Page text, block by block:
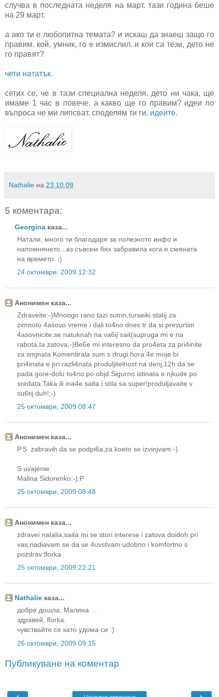
случва в последната неделя на март. тази година беше
на 29 март.
а ако ти е любопитна темата? и искаш да знаеш защо го
правим. кой, умник, го е измислил. и кои са тези, дето не
го правят?
чети нататък.
сетих се, че в тази специална неделя, дето ни чака, ще
имаме 1 час в повече. а какво ще го правим? идеи по
въпроса не ми липсват. споделям ти ги. идеите.
Nathalie на 23.10.09
5 коментара:
Georgina каза...
Натали, много ти благодаря за полезното инфо и
напомнянето...аз съвсем бях забравила кога е смяната
на времето. :)
24 октомври, 2009 12:32
Анонимен каза...
Zdraveite:-)Mnoogo rano tazi sutrin,turseiki statij za
zimnoto 4asovo vreme i dali to4no dnes tr da si prevurtim
4asovnicite,se natuknah na va6ij sait(supruga mi e na
rabota,ta zatova;-)Be6e mi interesno da pro4eta za pri4inite
za smjnata.Komentirala sum s drugi hora 4e moje bi
pri4inata e pri razli4nata produljitelnost na denj,12h da se
pada gore-dolu to4no po objd.Sigurno istinata e njkude po
sredata.Taka ili ina4e saita i stila sa super!produljavaite v
su6tij duh!;-)
25 октомври, 2009 08:47
Анонимен каза...
P.S. zabravih da se podpi6a,za koeto se izvinjvam:-)
S uvajenie:
Malina Sidorenko:-):P
25 октомври, 2009 08:48
Анонимен каза...
zdravei natalia,saita mi se stori interese i zatova doidoh pri
vas,nadiavam se da se 4uvstvam udobno i komfortno s
pozdrav:florka
25 октомври, 2009 22:21
Nathalie каза...
добре дошла, Малина. ..
здравей, florka.
чувствайте се като удома си :)
26 октомври, 2009 09:15
Публикуване на коментар